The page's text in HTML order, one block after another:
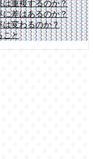
は重複するのか？
に差はあるのか？
は変わるのか？
こと